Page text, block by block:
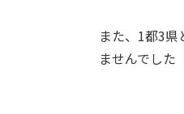
また、1都3
ませんでした